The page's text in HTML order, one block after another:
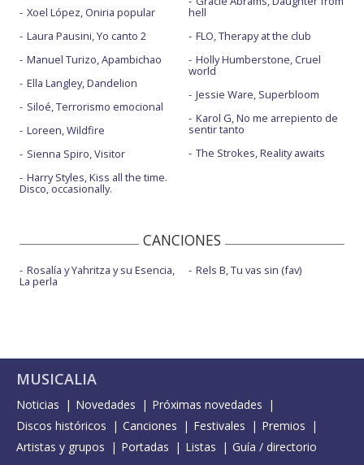
Xoel López, Oniria popular
Laura Pausini, Yo canto 2
Manuel Turizo, Apambichao
Ella Langley, Dandelion
Siloé, Terrorismo emocional
Loreen, Wildfire
Sienna Spiro, Visitor
Harry Styles, Kiss all the time.
Disco, occasionally.
hell
FLO, Therapy at the club
Holly Humberstone, Cruel
world
Jessie Ware, Superbloom
Karol G, No me arrepiento de
sentir tanto
The Strokes, Reality awaits
CANCIONES
Rosalía y Yahritza y su Esencia,
La perla
Rels B, Tu vas sin (fav)
MUSICALIA
Noticias Novedades
Próximas novedades
Discos históricos
Canciones Festivales
Premios
Artistas y grupos
Portadas Listas Guía / directorio